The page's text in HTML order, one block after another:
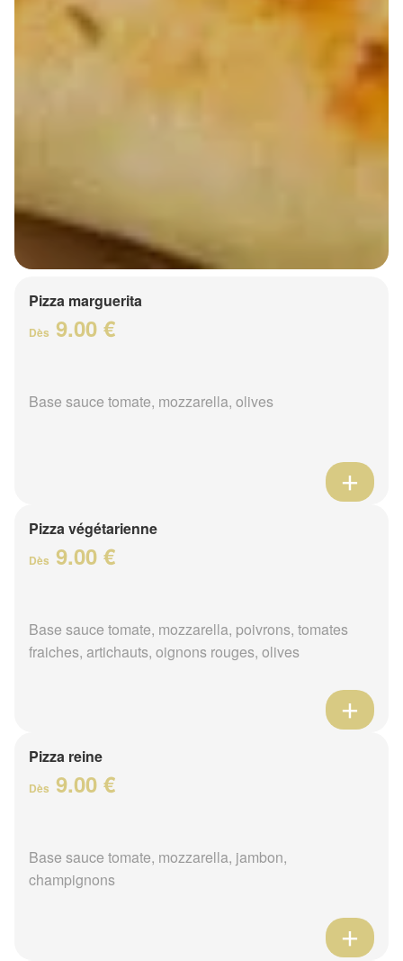
Pizza marguerita
Dès 9.00 €
Base sauce tomate, mozzarella, olives
Pizza végétarienne
Dès 9.00 €
Base sauce tomate, mozzarella, poivrons, tomates
fraiches, artichauts, oignons rouges, olives
Pizza reine
Dès 9.00 €
Base sauce tomate, mozzarella, jambon,
champignons